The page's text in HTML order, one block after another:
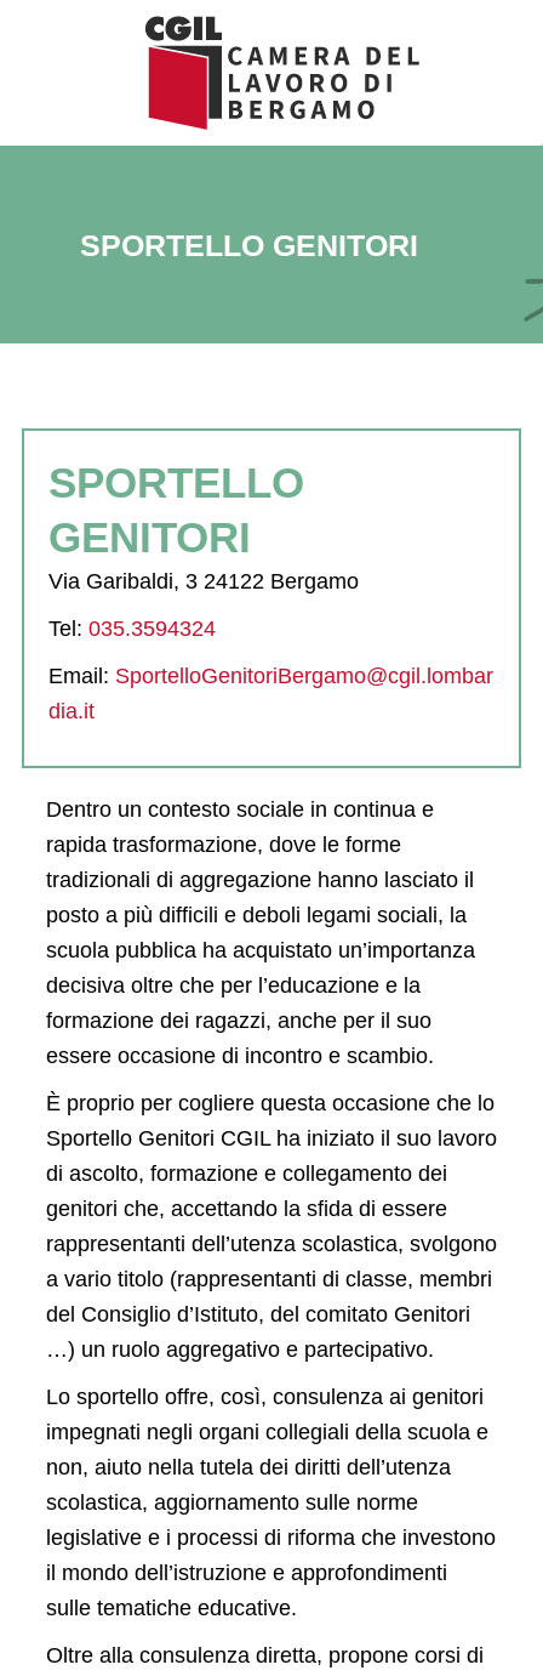
SPORTELLO GENITORI
SPORTELLO
GENITORI
Via Garibaldi, 3 24122 Bergamo
Tel: 035.3594324
Email: SportelloGenitoriBergamo@cgil.lombar
dia.it
Dentro un contesto sociale in continua e
rapida trasformazione, dove le forme
tradizionali di aggregazione hanno lasciato il
posto a più difficili e deboli legami sociali, la
scuola pubblica ha acquistato un’importanza
decisiva oltre che per l’educazione e la
formazione dei ragazzi, anche per il suo
essere occasione di incontro e scambio.
È proprio per cogliere questa occasione che lo
Sportello Genitori CGIL ha iniziato il suo lavoro
di ascolto, formazione e collegamento dei
genitori che, accettando la sfida di essere
rappresentanti dell’utenza scolastica, svolgono
a vario titolo (rappresentanti di classe, membri
del Consiglio d’Istituto, del comitato Genitori
…) un ruolo aggregativo e partecipativo.
Lo sportello offre, così, consulenza ai genitori
impegnati negli organi collegiali della scuola e
non, aiuto nella tutela dei diritti dell’utenza
scolastica, aggiornamento sulle norme
legislative e i processi di riforma che investono
il mondo dell’istruzione e approfondimenti
sulle tematiche educative.
Oltre alla consulenza diretta, propone corsi di